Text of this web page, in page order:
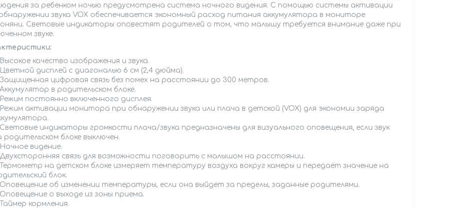
за ребенком ночью предусмотрена система ночного видения. С помощью системы активации
звука VOX обеспечивается экономный расход питания аккумулятора в мониторе
Световые индикаторы оповестят родителей о том, что малышу требуется внимание даже при
звуке.
Высокое качество изображения и звука.
Цветной дисплей с диагональю 6 см (2,4 дюйма).
Защищенная цифровая связь без помех на расстоянии до 300 метров.
Аккумулятор в родительском блоке.
Режим постоянно включенного дисплея.
Режим активации монитора при обнаружении звука или плача в детской (VOX) для экономии заряда
Световые индикаторы громкости плача/звука предназначены для визуального оповещения, если звук
родительском блоке выключен.
Ночное видение.
Двухсторонняя связь для возможности поговорить с малышом на расстоянии.
Термометр на детском блоке измеряет температуру воздуха вокруг камеры и передаёт значение на
блок.
Оповещение об изменении температуры, если она выйдет за пределы, заданные родителями.
Оповещение о выходе из зоны приема.
Таймер кормления.